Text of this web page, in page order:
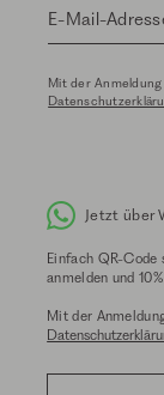
E-Mail-
Mit der
Jetzt über
Einfach QR-Code
anmelden und
Mit der